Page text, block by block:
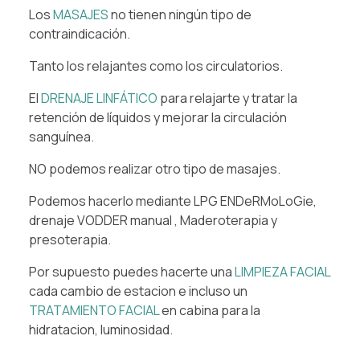
LosMASAJESno tienen ningún tipo de
contraindicación.
Tanto los relajantes como los circulatorios.
ElDRENAJE LINFÁTICO para relajarte y tratar la
retención de líquidos y mejorar la circulación
sanguínea.
NO podemos realizar otro tipo de masajes.
Podemos hacerlo mediante LPG ENDeRMoLoGie,
drenaje VODDER manual , Maderoterapia y
presoterapia.
Por supuesto puedes hacerte unaLIMPIEZA FACIAL
cada cambio de estacion e incluso un
TRATAMIENTO FACIALen cabina para la
hidratacion, luminosidad.